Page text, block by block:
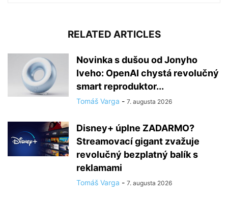
RELATED ARTICLES
Novinka s dušou od Jonyho
Iveho: OpenAI chystá revolučný
smart reproduktor...
Tomáš Varga - 7. augusta 2026
Disney+ úplne ZADARMO?
Streamovací gigant zvažuje
revolučný bezplatný balík s
reklamami
Tomáš Varga - 7. augusta 2026